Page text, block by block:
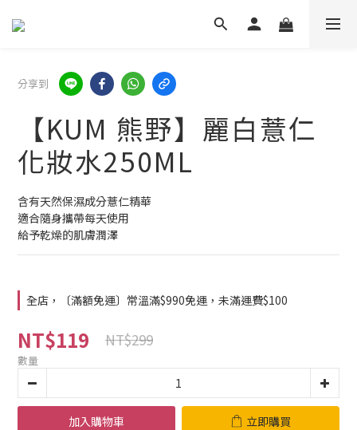
分享到
【KUM 熊野】麗白薏仁
化妝水250ML
含有天然保濕成分薏仁精華
適合隨身攜帶每天使用
給予乾燥的肌膚潤澤
全店，〔滿額免運〕常溫滿$990免運，未滿運費$100
NT$119 NT$299
數量
加入購物車 立即購買